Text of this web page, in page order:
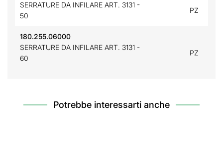
SERRATURE DA INFILARE ART. 3131 -
50
PZ
180.255.06000
SERRATURE DA INFILARE ART. 3131 -
60
PZ
Potrebbe interessarti anche